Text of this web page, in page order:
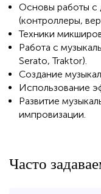
Основы работы с
(контроллеры,
Техники
Работа с
Serato, Traktor).
Создание
Использование
Развитие
импровизации.
Часто